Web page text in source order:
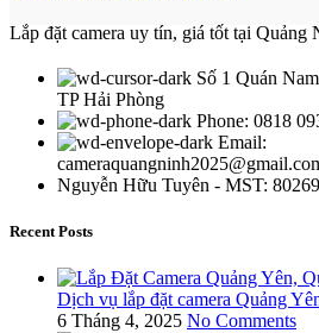
Lắp đặt camera uy tín, giá tốt tại Quảng
Số 1 Quán
TP Hải Phòng
Phone: 0818
Email:
Nguyễn Hữu Tuyên - MST:
Recent Posts
Dịch vụ lắp đặt camera Quảng
6 Tháng 4, 2025 No Comments